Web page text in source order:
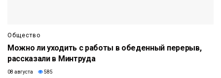
Общество
Можно ли уходить с работы в обеденный перерыв,
рассказали в Минтруда
08 августа 585